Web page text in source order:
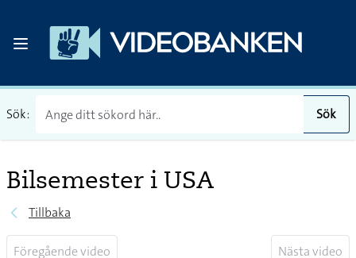
Sök: Sök
Bilsemester i USA
Tillbaka
Föregående video Nästa video